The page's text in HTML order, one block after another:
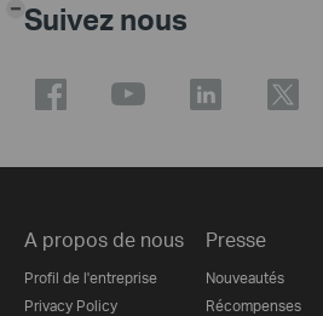
Suivez nous
A propos de nous
Profil de l'entreprise
Privacy Policy
Presse
Nouveautés
Récompenses